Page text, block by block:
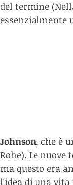
del termine
essenzialmente
Johnson, che è
Rohe). Le
ma questo era
l'idea di una vita